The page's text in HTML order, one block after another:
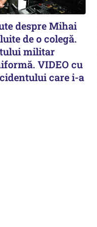
despre Mihai
de o colegă.
militar
VIDEO cu
care i-a